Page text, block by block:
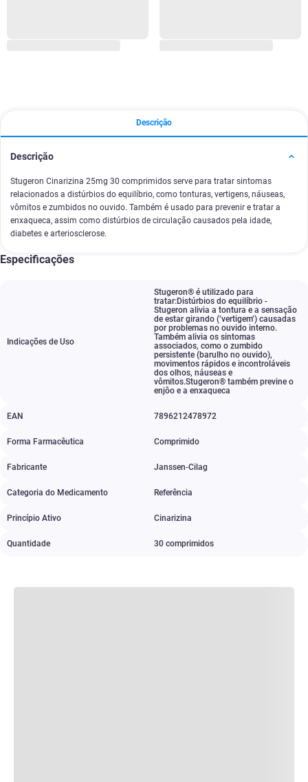
Descrição
Descrição
Stugeron Cinarizina 25mg 30 comprimidos serve para tratar sintomas
relacionados a distúrbios do equilíbrio, como tonturas, vertigens, náuseas,
vômitos e zumbidos no ouvido. Também é usado para prevenir e tratar a
enxaqueca, assim como distúrbios de circulação causados pela idade,
diabetes e arteriosclerose.
Especificações
Indicações de Uso
Stugeron® é utilizado para
tratar:Distúrbios do equilíbrio -
Stugeron alivia a tontura e a sensação
de estar girando (‘vertigem’) causadas
por problemas no ouvido interno.
Também alivia os sintomas
associados, como o zumbido
persistente (barulho no ouvido),
movimentos rápidos e incontroláveis
dos olhos, náuseas e
vômitos.Stugeron® também previne o
enjôo e a enxaqueca
EAN 7896212478972
Forma Farmacêutica Comprimido
Fabricante Janssen-Cilag
Categoria do Medicamento Referência
Princípio Ativo Cinarizina
Quantidade 30 comprimidos